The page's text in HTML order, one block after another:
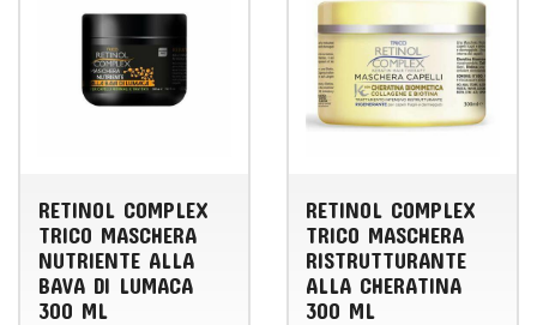
RETINOL COMPLEX
TRICO MASCHERA
NUTRIENTE ALLA
BAVA DI LUMACA
300 ML
RETINOL COMPLEX
TRICO MASCHERA
RISTRUTTURANTE
ALLA CHERATINA
300 ML